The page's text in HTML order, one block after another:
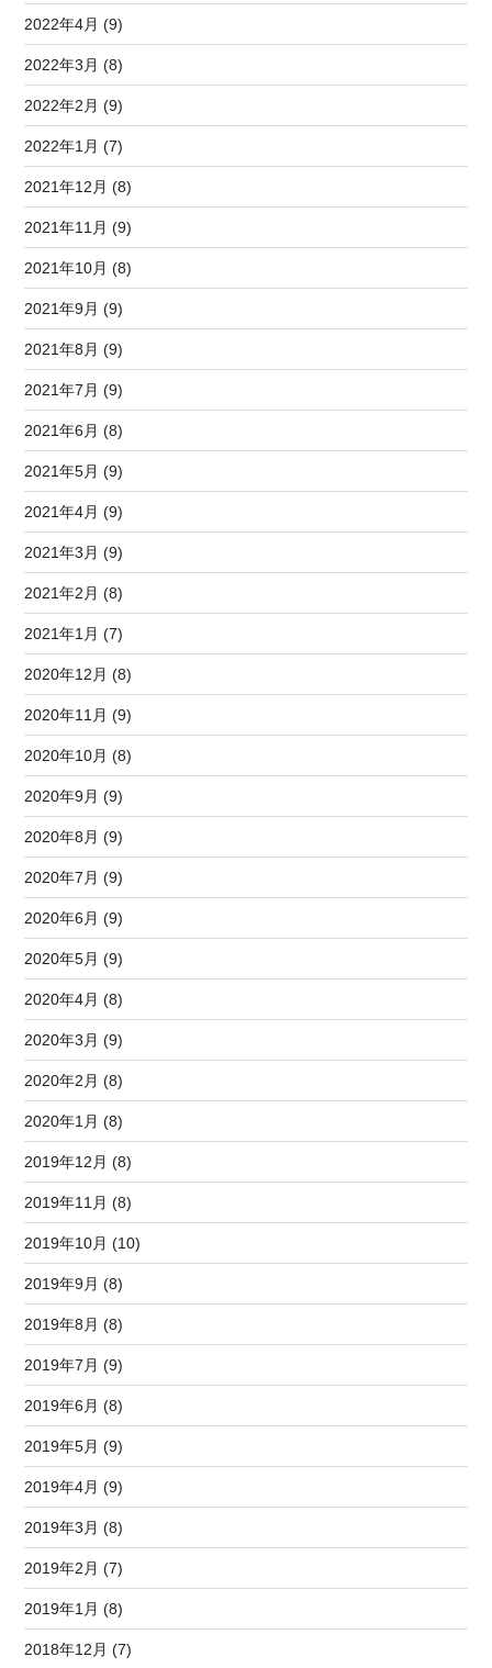
2022年4月 (9)
2022年3月 (8)
2022年2月 (9)
2022年1月 (7)
2021年12月 (8)
2021年11月 (9)
2021年10月 (8)
2021年9月 (9)
2021年8月 (9)
2021年7月 (9)
2021年6月 (8)
2021年5月 (9)
2021年4月 (9)
2021年3月 (9)
2021年2月 (8)
2021年1月 (7)
2020年12月 (8)
2020年11月 (9)
2020年10月 (8)
2020年9月 (9)
2020年8月 (9)
2020年7月 (9)
2020年6月 (9)
2020年5月 (9)
2020年4月 (8)
2020年3月 (9)
2020年2月 (8)
2020年1月 (8)
2019年12月 (8)
2019年11月 (8)
2019年10月 (10)
2019年9月 (8)
2019年8月 (8)
2019年7月 (9)
2019年6月 (8)
2019年5月 (9)
2019年4月 (9)
2019年3月 (8)
2019年2月 (7)
2019年1月 (8)
2018年12月 (7)